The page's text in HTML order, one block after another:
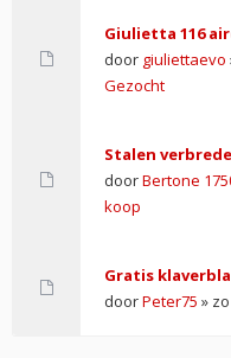
Giulietta 116
door giuliettaevo
Gezocht
Stalen
doorBertone
koop
Gratis
doorPeter75 »